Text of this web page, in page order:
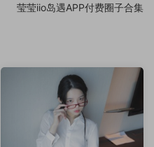
莹莹iio岛遇APP付费圈子合集